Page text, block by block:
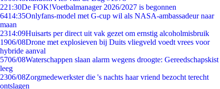
221:30De FOK!Voetbalmanager 2026/2027 is begonnen
6414:35Onlyfans-model met G-cup wil als NASA-ambassadeur naar
maan
2314:09Huisarts per direct uit vak gezet om ernstig alcoholmisbruik
1906/08Drone met explosieven bij Duits vliegveld voedt vrees voor
hybride aanval
5706/08Waterschappen slaan alarm wegens droogte: Gereedschapskist
leeg
2306/08Zorgmedewerkster die 's nachts haar vriend bezocht terecht
ontslagen